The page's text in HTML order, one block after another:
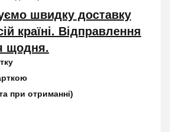
швидку доставку
країні. Відправлення
щодня.
при отриманні)